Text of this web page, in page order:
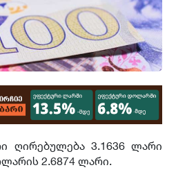
ღირებულება 3.1636 ლარი
2.6874 ლარი.